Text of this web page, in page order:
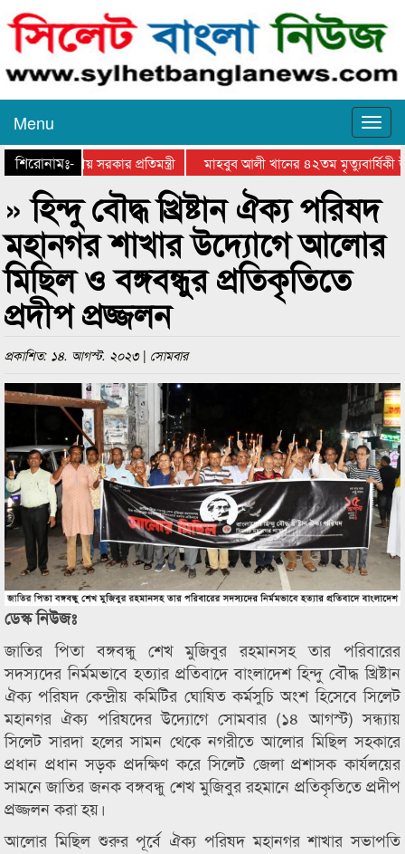
Menu
শিরোনামঃ-
স্থানীয় সরকার প্রতিমন্ত্রী মাহবুব আলী খানের ৪২তম মৃত্যুবার্ষিকী
» হিন্দু বৌদ্ধ খ্রিষ্টান ঐক্য পরিষদ
মহানগর শাখার উদ্যোগে আলোর
মিছিল ও বঙ্গবন্ধুর প্রতিকৃতিতে
প্রদীপ প্রজ্জলন
প্রকাশিত: ১৪. আগস্ট. ২০২৩ | সোমবার
ডেস্ক নিউজঃ
জাতির পিতা বঙ্গবন্ধু শেখ মুজিবুর রহমানসহ তার পরিবারের
সদস্যদের নির্মমভাবে হত্যার প্রতিবাদে বাংলাদেশ হিন্দু বৌদ্ধ খ্রিষ্টান
ঐক্য পরিষদ কেন্দ্রীয় কমিটির ঘোষিত কর্মসুচি অংশ হিসেবে সিলেট
মহানগর ঐক্য পরিষদের উদ্যোগে সোমবার (১৪ আগস্ট) সন্ধ্যায়
সিলেট সারদা হলের সামন থেকে নগরীতে আলোর মিছিল সহকারে
প্রধান প্রধান সড়ক প্রদক্ষিণ করে সিলেট জেলা প্রশাসক কার্যলয়ের
সামনে জাতির জনক বঙ্গবন্ধু শেখ মুজিবুর রহমানে প্রতিকৃতিতে প্রদীপ
প্রজ্জলন করা হয়।
আলোর মিছিল শুরুর পূর্বে ঐক্য পরিষদ মহানগর শাখার সভাপতি